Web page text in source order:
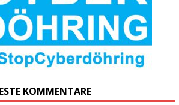
KOMMENTARE